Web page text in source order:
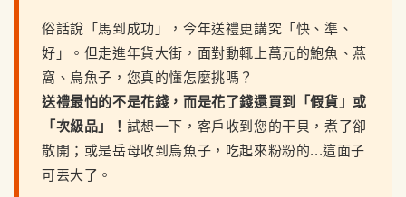
俗話說「馬到成功」，今年送禮更講究「快、準、
好」。但走進年貨大街，面對動輒上萬元的鮑魚、燕
窩、烏魚子，您真的懂怎麼挑嗎？
送禮最怕的不是花錢，而是花了錢還買到「假貨」或
「次級品」！ 試想一下，客戶收到您的干貝，煮了卻
散開；或是岳母收到烏魚子，吃起來粉粉的...這面子
可丟大了。